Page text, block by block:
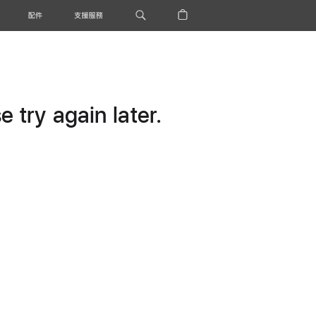
配件 支援服務
try again later.